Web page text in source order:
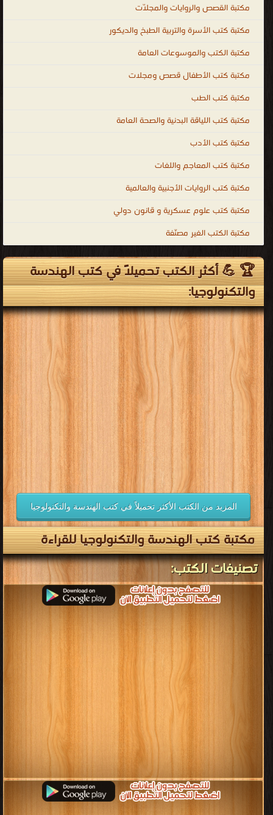
مكتبة القصص والروايات والمجلّات
مكتبة كتب الأسرة والتربية الطبخ والديكور
مكتبة الكتب والموسوعات العامة
مكتبة كتب الأطفال قصص ومجلات
مكتبة كتب الطب
مكتبة كتب اللياقة البدنية والصحة العامة
مكتبة كتب الأدب
مكتبة كتب المعاجم واللغات
مكتبة كتب الروايات الأجنبية والعالمية
مكتبة كتب علوم عسكرية و قانون دولي
مكتبة الكتب الغير مصنّفة
🏆 💪 أكثر الكتب تحميلاً في كتب الهندسة
والتكنولوجيا:
المزيد من الكتب الأكثر تحميلاً في كتب الهندسة والتكنولوجيا
مكتبة كتب الهندسة والتكنولوجيا للقراءة
تصنيفات الكتب: